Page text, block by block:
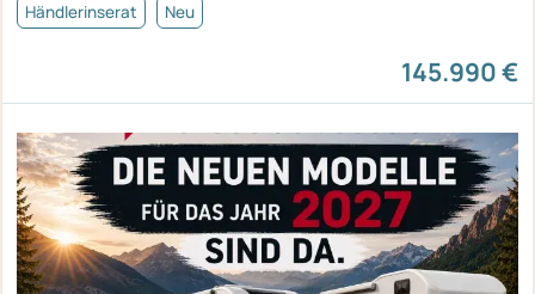
Händlerinserat Neu
145.990 €